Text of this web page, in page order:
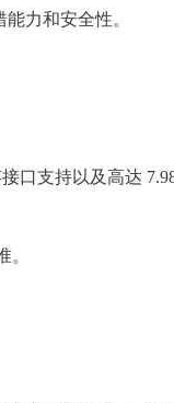
力和安全性。
口支持以及高达
。